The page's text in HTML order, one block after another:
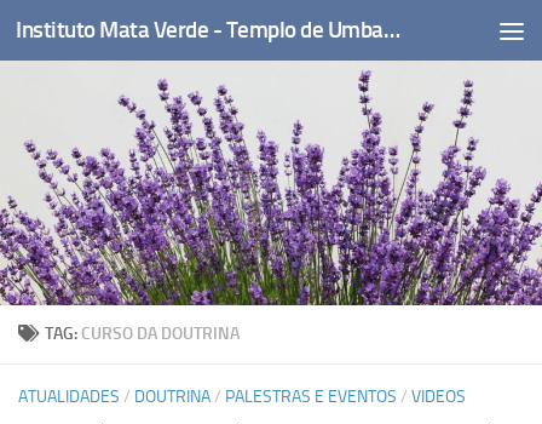
Skip to content Instituto Mata Verde - Templo de Umbanda
TAG: CURSO DA DOUTRINA
ATUALIDADES / DOUTRINA/ PALESTRAS E EVENTOS / VIDEOS